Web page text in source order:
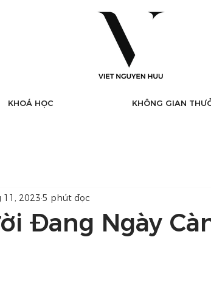
KHOÁ HỌC KHÔNG GIAN
Đang Ngày
11, 2023 5 phút đọc